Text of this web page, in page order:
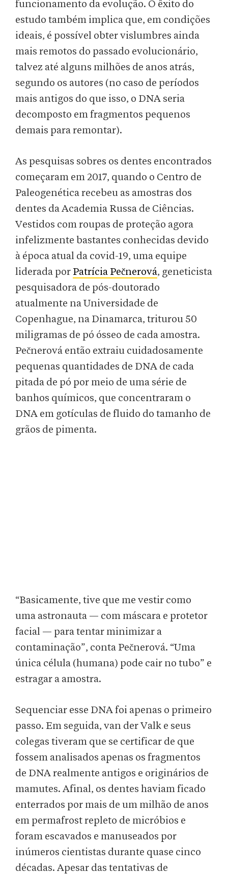
funcionamento da evolução. O êxito do
estudo também implica que, em condições
ideais, é possível obter vislumbres ainda
mais remotos do passado evolucionário,
talvez até alguns milhões de anos atrás,
segundo os autores (no caso de períodos
mais antigos do que isso, o DNA seria
decomposto em fragmentos pequenos
demais para remontar).
As pesquisas sobres os dentes encontrados
começaram em 2017, quando o Centro de
Paleogenética recebeu as amostras dos
dentes da Academia Russa de Ciências.
Vestidos com roupas de proteção agora
infelizmente bastantes conhecidas devido
à época atual da covid-19, uma equipe
liderada por Patrícia Pečnerová, geneticista
pesquisadora de pós-doutorado
atualmente na Universidade de
Copenhague, na Dinamarca, triturou 50
miligramas de pó ósseo de cada amostra.
Pečnerová então extraiu cuidadosamente
pequenas quantidades de DNA de cada
pitada de pó por meio de uma série de
banhos químicos, que concentraram o
DNA em gotículas de fluido do tamanho de
grãos de pimenta.
“Basicamente, tive que me vestir como
uma astronauta — com máscara e protetor
facial — para tentar minimizar a
contaminação”, conta Pečnerová. “Uma
única célula (humana) pode cair no tubo” e
estragar a amostra.
Sequenciar esse DNA foi apenas o primeiro
passo. Em seguida, van der Valk e seus
colegas tiveram que se certificar de que
fossem analisados apenas os fragmentos
de DNA realmente antigos e originários de
mamutes. Afinal, os dentes haviam ficado
enterrados por mais de um milhão de anos
em permafrost repleto de micróbios e
foram escavados e manuseados por
inúmeros cientistas durante quase cinco
décadas. Apesar das tentativas de